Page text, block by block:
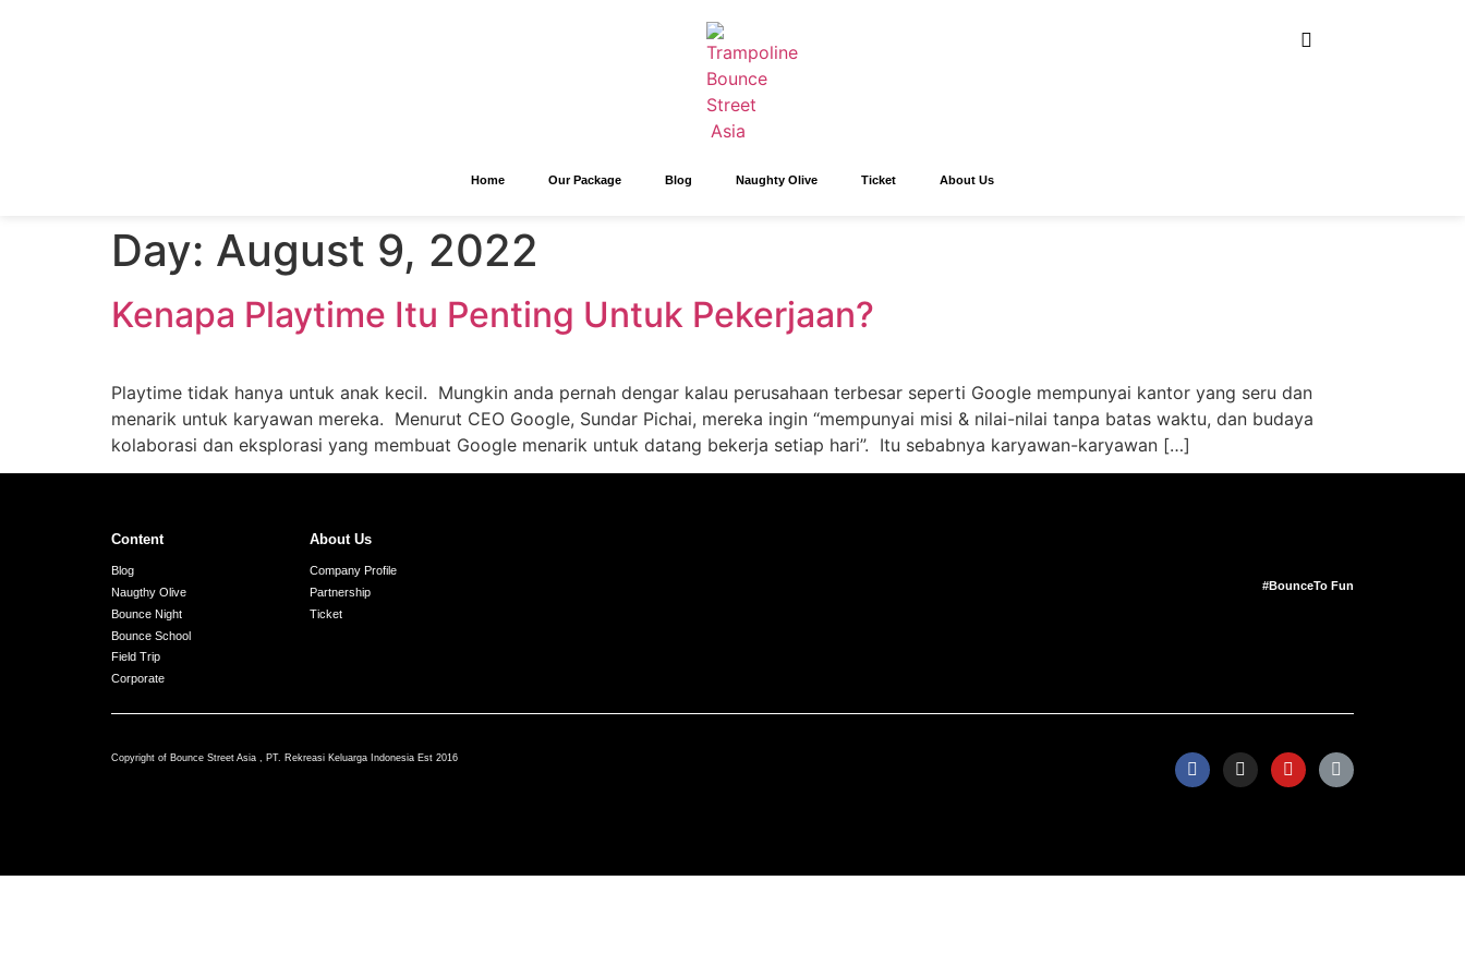
Home Our Package Blog Naughty Olive Ticket About Us
Day: August 9, 2022
Kenapa Playtime Itu Penting Untuk Pekerjaan?
Playtime tidak hanya untuk anak kecil. Mungkin anda pernah dengar kalau perusahaan terbesar seperti Google mempunyai kantor yang seru dan
menarik untuk karyawan mereka. Menurut CEO Google, Sundar Pichai, mereka ingin “mempunyai misi & nilai-nilai tanpa batas waktu, dan budaya
kolaborasi dan eksplorasi yang membuat Google menarik untuk datang bekerja setiap hari”. Itu sebabnya karyawan-karyawan […]
Content
Blog
Naugthy Olive
Bounce Night
Bounce School
Field Trip
Corporate
About Us
Company Profile
Partnership
Ticket
#BounceTo Fun
Copyright of Bounce Street Asia , PT. Rekreasi Keluarga Indonesia Est 2016